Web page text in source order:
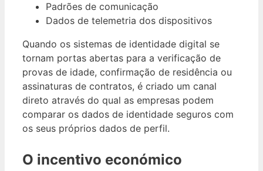
Padrões de comunicação
Dados de telemetria dos dispositivos
Quando os sistemas de identidade digital se
tornam portas abertas para a verificação de
provas de idade, confirmação de residência ou
assinaturas de contratos, é criado um canal
direto através do qual as empresas podem
comparar os dados de identidade seguros com
os seus próprios dados de perfil.
O incentivo económico